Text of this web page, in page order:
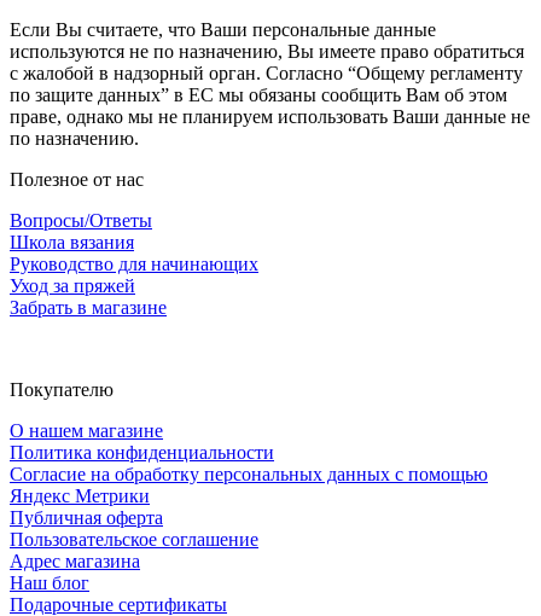
Если Вы считаете, что Ваши персональные данные
используются не по назначению, Вы имеете право обратиться
с жалобой в надзорный орган. Согласно “Общему регламенту
по защите данных” в ЕС мы обязаны сообщить Вам об этом
праве, однако мы не планируем использовать Ваши данные не
по назначению.
Полезное от нас
Вопросы/Ответы
Школа вязания
Руководство для начинающих
Уход за пряжей
Забрать в магазине
Покупателю
О нашем магазине
Политика конфиденциальности
Согласие на обработку персональных данных с помощью
Яндекс Метрики
Публичная оферта
Пользовательское соглашение
Адрес магазина
Наш блог
Подарочные сертификаты